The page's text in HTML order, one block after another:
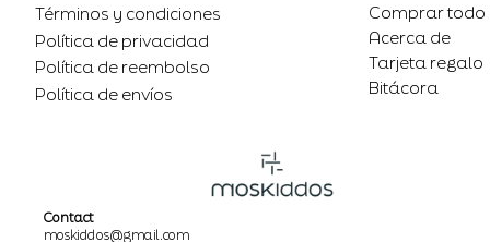
Términos y condiciones
Política de privacidad
Política de reembolso
Política de envíos
Comprar todo
Acerca de
Tarjeta regalo
Bitácora
Contact
moskiddos@gmail.com